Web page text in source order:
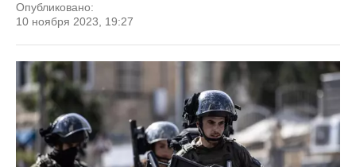
Опубликовано:
10 ноября 2023, 19:27